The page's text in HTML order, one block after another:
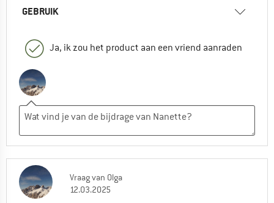
GEBRUIK
Ja, ik zou het product aan een vriend aanraden
Vraagvan Olga
12.03.2025